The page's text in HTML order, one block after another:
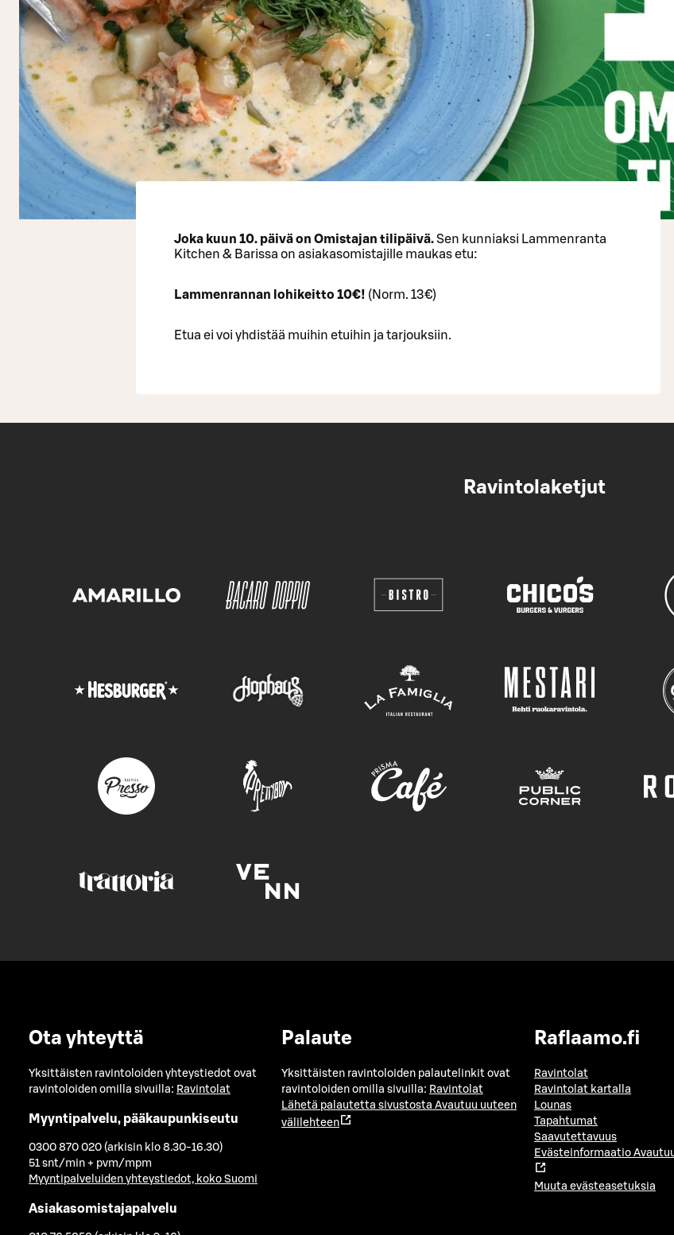
Joka kuun 10. päivä on Omistajan tilipäivä.Sen kunniaksi Lammenranta
Kitchen & Barissa on asiakasomistajille maukas etu:
Lammenrannan lohikeitto 10€! (Norm. 13€)
Etua ei voi yhdistää muihin etuihin ja tarjouksiin.
Ravintolaketjut
Ota yhteyttä
Yksittäisten ravintoloiden yhteystiedot ovat
ravintoloiden omilla sivuilla: Ravintolat
Myyntipalvelu, pääkaupunkiseutu
0300 870 020 (arkisin klo 8.30-16.30)
51 snt/min + pvm/mpm
Myyntipalveluiden yhteystiedot, koko Suomi
Asiakasomistajapalvelu
Palaute
Yksittäisten ravintoloiden palautelinkit ovat
ravintoloiden omilla sivuilla: Ravintolat
Lähetä palautetta sivustosta Avautuu uuteen
välilehteen
Raflaamo.fi
Ravintolat
Ravintolat kartalla
Lounas
Tapahtumat
Saavutettavuus
Evästeinformaatio
Muuta evästeasetuksia